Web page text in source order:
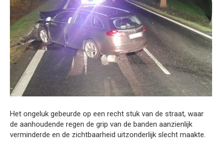
Het ongeluk gebeurde op een recht stuk van de straat, waar
de aanhoudende regen de grip van de banden aanzienlijk
verminderde en de zichtbaarheid uitzonderlijk slecht maakte.